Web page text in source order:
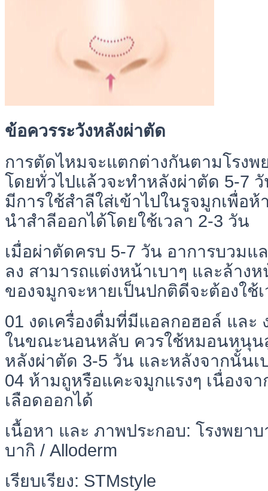
ข้อควรระวังหลังผ่าตัด
การตัดไหมจะแตกต่างกันตามโรง
โดยทั่วไปแล้วจะทำหลังผ่าตัด 5-7
มีการใช้สำลีใส่เข้าไปในรูจมูกเพื่อห้
นำสำลีออกได้โดยใช้เวลา 2-3 วัน
เมื่อผ่าตัดครบ 5-7 วัน อาการบวมแ
ลง สามารถแต่งหน้าเบาๆ และล้าง
ของจมูกจะหายเป็นปกติดีจะต้องใช้
01 งดเครื่องดื่มที่มีแอลกอฮอล์ และ
ในขณะนอนหลับ ควรใช้หมอนหนุน
หลังผ่าตัด 3-5 วัน และหลังจากนั้น
04 ห้ามถูหรือแคะจมูกแรงๆ เนื่องจ
เลือดออกได้
เนื้อหา และ ภาพประกอบ: โรงพยา
บากิ / Alloderm
เรียบเรียง: STMstyle